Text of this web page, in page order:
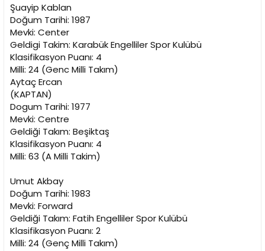
Şuayip Kablan
Doğum Tarihi: 1987
Mevki: Center
Geldigi Takim: Karabük Engelliler Spor Kulübü
Klasifikasyon Puanı: 4
Milli: 24 (Genc Milli Takım)
Aytaç Ercan
(KAPTAN)
Dogum Tarihi: 1977
Mevki: Centre
Geldiği Takım: Beşiktaş
Klasifikasyon Puanı: 4
Milli: 63 (A Milli Takim)
Umut Akbay
Doğum Tarihi: 1983
Mevki: Forward
Geldiği Takım: Fatih Engelliler Spor Kulübü
Klasifikasyon Puanı: 2
Milli: 24 (Genç Milli Takım)